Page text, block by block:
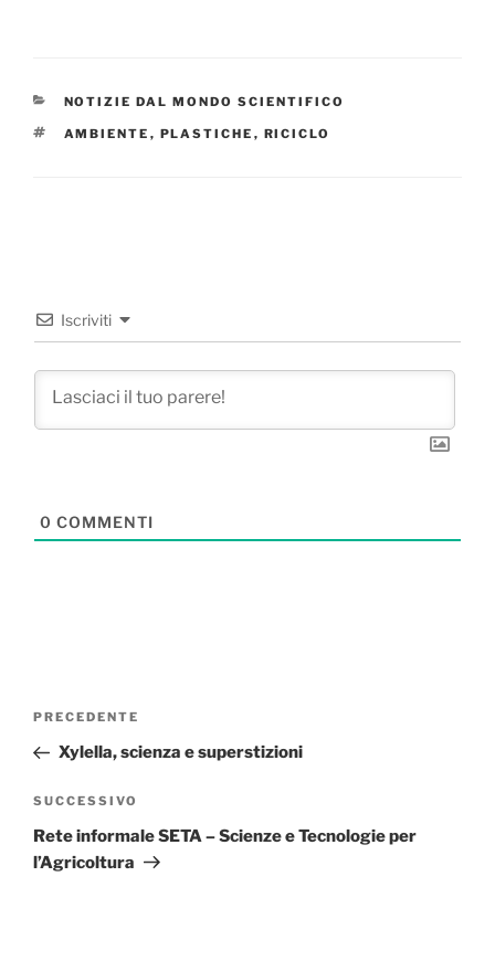
CATEGORIE
NOTIZIE DAL MONDO SCIENTIFICO
TAG
AMBIENTE , PLASTICHE , RICICLO
Iscriviti
0 COMMENTI
Navigazione
Articolo
precedente:
PRECEDENTE
Xylella, scienza e superstizioni
Articolo
successivo
SUCCESSIVO
Rete informale SETA – Scienze e Tecnologie per
l’Agricoltura